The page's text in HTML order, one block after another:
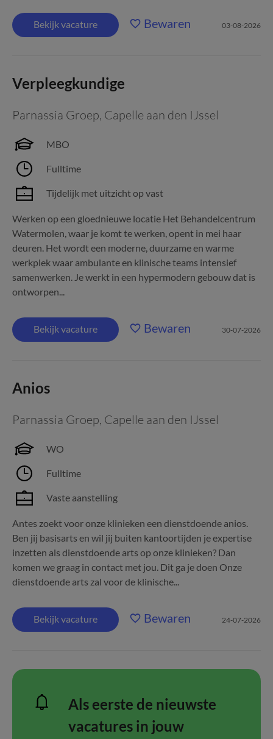
Bekijk vacature Bewaren 03-08-2026
Verpleegkundige
Parnassia Groep, Capelle aan den IJssel
MBO
Fulltime
Tijdelijk met uitzicht op vast
Werken op een gloednieuwe locatie Het Behandelcentrum
Watermolen, waar je komt te werken, opent in mei haar
deuren. Het wordt een moderne, duurzame en warme
werkplek waar ambulante en klinische teams intensief
samenwerken. Je werkt in een hypermodern gebouw dat is
ontworpen...
Bekijk vacature Bewaren 30-07-2026
Anios
Parnassia Groep, Capelle aan den IJssel
WO
Fulltime
Vaste aanstelling
Antes zoekt voor onze klinieken een dienstdoende anios.
Ben jij basisarts en wil jij buiten kantoortijden je expertise
inzetten als dienstdoende arts op onze klinieken? Dan
komen we graag in contact met jou. Dit ga je doen Onze
dienstdoende arts zal voor de klinische...
Bekijk vacature Bewaren 24-07-2026
Als eerste de nieuwste
vacatures in jouw